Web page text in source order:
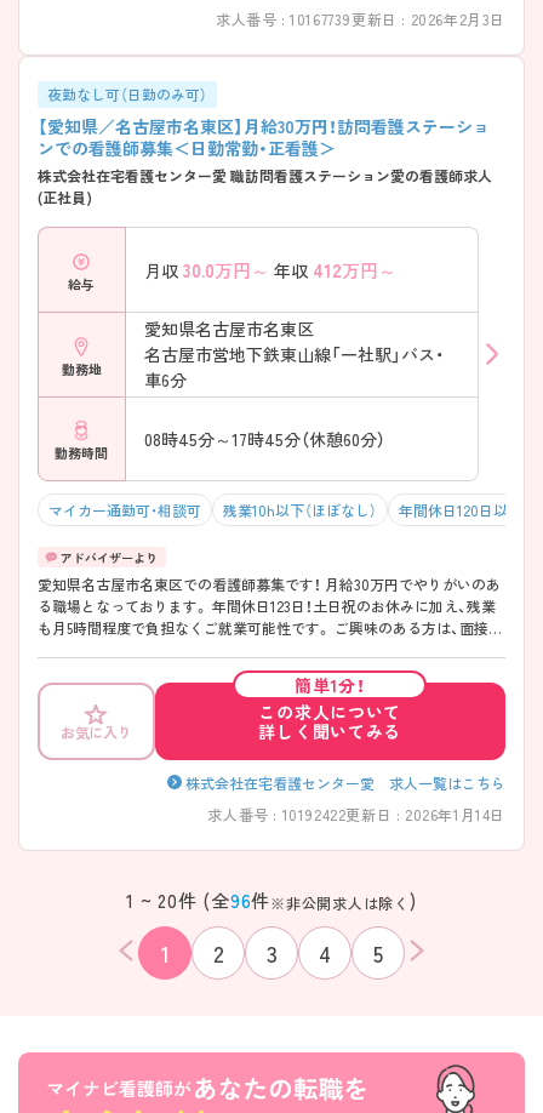
該当件数
クリア
検索する
求人番号 : 10167739更新日 : 2026年2月3日
夜勤なし可（日勤のみ可）
【愛知県／名古屋市名東区】月給30万円！訪問看護ステーショ
ンでの看護師募集＜日勤常勤・正看護＞
株式会社在宅看護センター愛 職訪問看護ステーション愛の看護師求人
(正社員)
給与
月収 30.0万円～ 年収 412万円～
勤務地
愛知県名古屋市名東区
名古屋市営地下鉄東山線「一社駅」バス・
車6分
勤務時間
08時45分～17時45分（休憩60分）
マイカー通勤可・相談可 残業10h以下（ほぼなし） 年間休日120日以上
愛知県名古屋市名東区での看護師募集です！ 月給30万円でやりがいのあ
る職場となっております。 年間休日123日！土日祝のお休みに加え、残業
も月5時間程度で負担なくご就業可能性です。 ご興味のある方は、面接の
お気に入り
簡単1分！
この求人について
詳しく聞いてみる
株式会社在宅看護センター愛 求人一覧はこちら
求人番号 : 10192422更新日 : 2026年1月14日
1 ~ 20件 (全96件※非公開求人は除く )
1 2 3 4 5